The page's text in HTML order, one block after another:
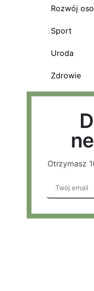
Rozwój
Sport
Uroda
Zdrowie
Otrzymasz